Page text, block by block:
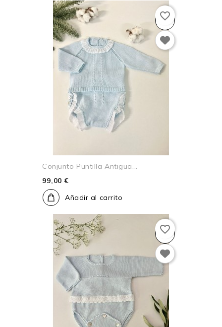
Conjunto Puntilla Antigua...
99,00 €
Añadir al carrito
favorite_border
favorite_border